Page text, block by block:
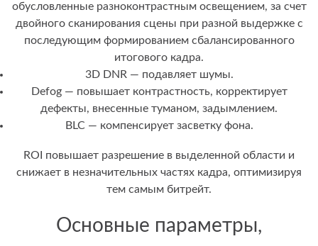
обусловленные разноконтрастным освещением, за счет
двойного сканирования сцены при разной выдержке с
последующим формированием сбалансированного
итогового кадра.
3D DNR — подавляет шумы.
Defog — повышает контрастность, корректирует
дефекты, внесенные туманом, задымлением.
BLC — компенсирует засветку фона.
ROI повышает разрешение в выделенной области и
снижает в незначительных частях кадра, оптимизируя
тем самым битрейт.
Основные параметры,